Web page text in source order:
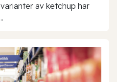
av ketchup har